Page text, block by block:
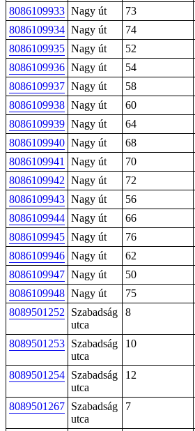
8086109933 Nagy út 73
8086109934 Nagy út 74
8086109935 Nagy út 52
8086109936 Nagy út 54
8086109937 Nagy út 58
8086109938 Nagy út 60
8086109939 Nagy út 64
8086109940 Nagy út 68
8086109941
Nagy út 70
8086109942 Nagy út 72
8086109943 Nagy út 56
8086109944 Nagy út 66
8086109945 Nagy út 76
8086109946 Nagy út 62
8086109947 Nagy út 50
8086109948 Nagy út 75
8089501252
Szabadság
utca
8
8089501253 Szabadság
utca
10
8089501254 Szabadság
utca
12
8089501267 Szabadság
utca
7